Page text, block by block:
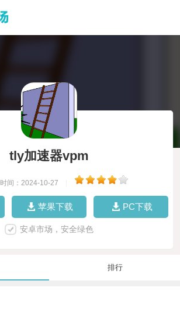
tly加速器vpm
时间：2024-10-27
苹果下载 PC下载
安卓市场，安全绿色
排行